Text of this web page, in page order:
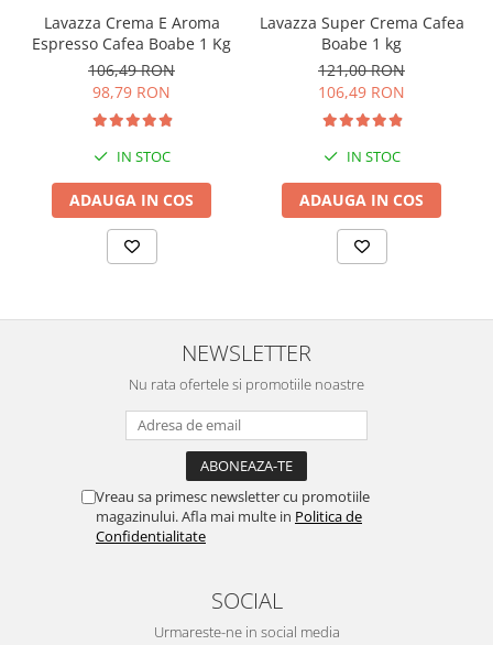
Lavazza Crema E Aroma
Espresso Cafea Boabe 1 Kg
106,49 RON
98,79 RON
IN STOC
ADAUGA IN COS
Lavazza Super Crema Cafea
Boabe 1 kg
121,00 RON
106,49 RON
IN STOC
ADAUGA IN COS
NEWSLETTER
Nu rata ofertele si promotiile noastre
Vreau sa primesc newsletter cu promotiile
magazinului. Afla mai multe in Politica de
Confidentialitate
SOCIAL
Urmareste-ne in social media